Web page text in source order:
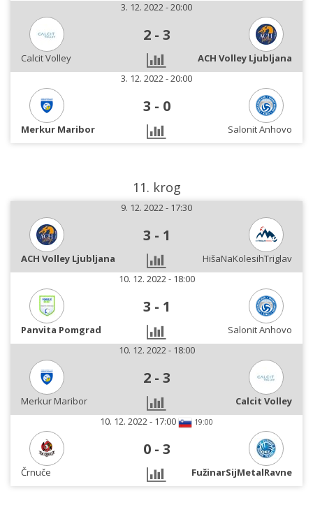
3. 12. 2022 - 20:00
2 - 3
Calcit Volley
ACH Volley Ljubljana
3. 12. 2022 - 20:00
3 - 0
Merkur Maribor Salonit Anhovo
11. krog
9. 12. 2022 - 17:30
3 - 1
ACH Volley Ljubljana
HišaNaKolesihTriglav
10. 12. 2022 - 18:00
3 - 1
Panvita Pomgrad
Salonit Anhovo
10. 12. 2022 - 18:00
2 - 3
Merkur Maribor
Calcit Volley
10. 12. 2022 - 17:00
19:00
0 - 3
Črnuče FužinarSijMetalRavne